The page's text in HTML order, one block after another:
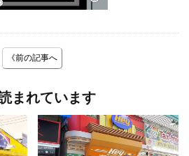
《前の記事へ
まれています